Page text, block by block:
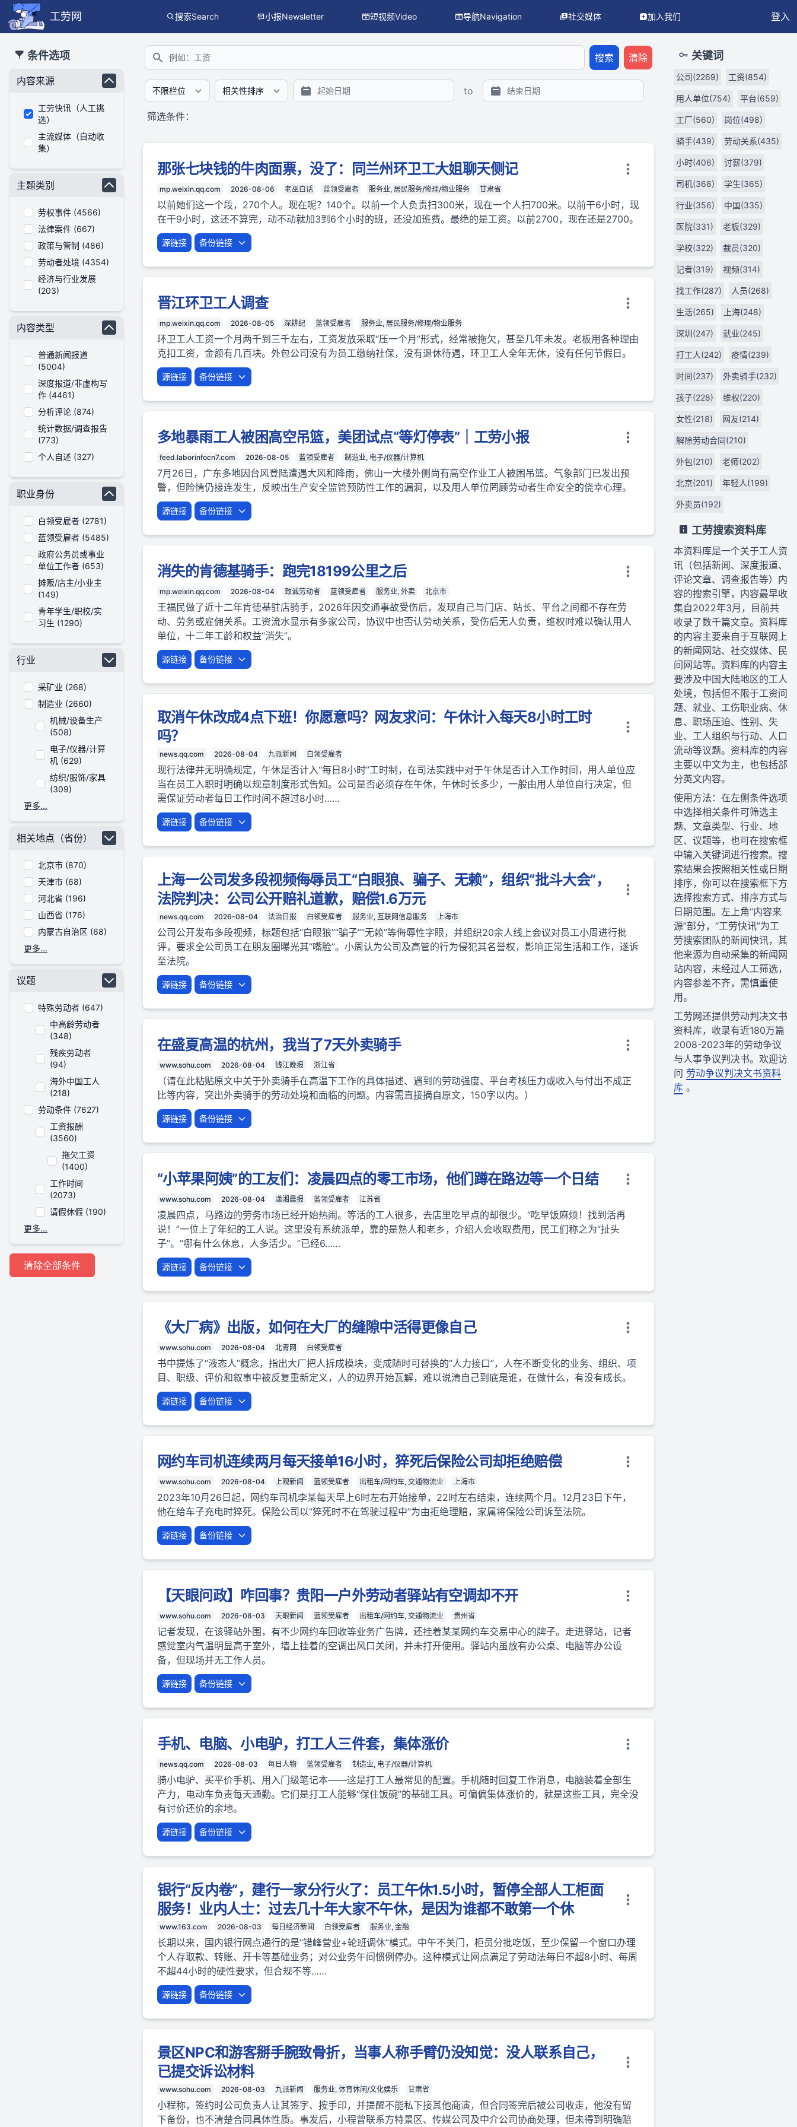
工劳网 搜索Search 小报Newsletter 短视频Video 导航Navigation 社交媒体 加入我们
登入
条件选项
内容来源
工劳快讯（人工挑
选）
主流媒体（自动收
集）
主题类别
劳权事件 (4566)
法律案件 (667)
政策与管制 (486)
劳动者处境 (4354)
经济与行业发展
(203)
内容类型
普通新闻报道
(5004)
深度报道/非虚构写
作 (4461)
分析评论 (874)
统计数据/调查报告
(773)
个人自述 (327)
职业身份
白领受雇者 (2781)
蓝领受雇者 (5485)
政府公务员或事业
单位工作者 (653)
摊贩/店主/小业主
(149)
青年学生/职校/实
习生 (1290)
行业
采矿业 (268)
制造业 (2660)
机械/设备生产
(508)
电子/仪器/计算
机 (629)
纺织/服饰/家具
(309)
更多...
相关地点（省份）
北京市 (870)
天津市 (68)
河北省 (196)
山西省 (176)
内蒙古自治区 (68)
更多...
议题
特殊劳动者 (647)
中高龄劳动者
(348)
残疾劳动者
(94)
海外中国工人
(218)
劳动条件 (7627)
工资报酬
(3560)
拖欠工资
(1400)
工作时间
(2073)
请假休假 (190)
更多...
清除全部条件
搜索
搜索 清除
to
筛选条件：
那张七块钱的牛肉面票，没了：同兰州环卫工大姐聊天侧记
mp.weixin.qq.com 2026-08-06 老巫白话 蓝领受雇者 服务业, 居民服务/修理/物业服务 甘肃省
以前她们这一个段，270个人。现在呢？140个。以前一个人负责扫300米，现在一个人扫700米。以前干6小时，现
在干9小时，这还不算完，动不动就加3到6个小时的班，还没加班费。最绝的是工资。以前2700，现在还是2700。
源链接 备份链接
晋江环卫工人调查
mp.weixin.qq.com 2026-08-05 深耕纪 蓝领受雇者 服务业, 居民服务/修理/物业服务
环卫工人工资一个月两千到三千左右，工资发放采取“压一个月”形式，经常被拖欠，甚至几年未发。老板用各种理由
克扣工资，金额有几百块。外包公司没有为员工缴纳社保，没有退休待遇，环卫工人全年无休，没有任何节假日。
源链接 备份链接
多地暴雨工人被困高空吊篮，美团试点“等灯停表”｜工劳小报
feed.laborinfocn7.com 2026-08-05 蓝领受雇者 制造业, 电子/仪器/计算机
7月26日，广东多地因台风登陆遭遇大风和降雨，佛山一大楼外侧尚有高空作业工人被困吊篮。气象部门已发出预
警，但险情仍接连发生，反映出生产安全监管预防性工作的漏洞，以及用人单位罔顾劳动者生命安全的侥幸心理。
源链接 备份链接
消失的肯德基骑手：跑完18199公里之后
mp.weixin.qq.com 2026-08-04 致诚劳动者 蓝领受雇者 服务业, 外卖 北京市
王福民做了近十二年肯德基驻店骑手，2026年因交通事故受伤后，发现自己与门店、站长、平台之间都不存在劳
动、劳务或雇佣关系。工资流水显示有多家公司，协议中也否认劳动关系，受伤后无人负责，维权时难以确认用人
单位，十二年工龄和权益“消失”。
源链接 备份链接
取消午休改成4点下班！你愿意吗？网友求问：午休计入每天8小时工时
吗？
news.qq.com 2026-08-04 九派新闻 白领受雇者
现行法律并无明确规定，午休是否计入“每日8小时”工时制，在司法实践中对于午休是否计入工作时间，用人单位应
当在员工入职时明确以规章制度形式告知。公司是否必须存在午休，午休时长多少，一般由用人单位自行决定，但
需保证劳动者每日工作时间不超过8小时……
源链接 备份链接
上海一公司发多段视频侮辱员工“白眼狼、骗子、无赖”，组织“批斗大会”，
法院判决：公司公开赔礼道歉，赔偿1.6万元
news.qq.com 2026-08-04 法治日报 白领受雇者 服务业, 互联网信息服务 上海市
公司公开发布多段视频，标题包括“白眼狼”“骗子”“无赖”等侮辱性字眼，并组织20余人线上会议对员工小周进行批
评，要求全公司员工在朋友圈曝光其“嘴脸”。小周认为公司及高管的行为侵犯其名誉权，影响正常生活和工作，遂诉
至法院。
源链接 备份链接
在盛夏高温的杭州，我当了7天外卖骑手
www.sohu.com 2026-08-04 钱江晚报 浙江省
（请在此粘贴原文中关于外卖骑手在高温下工作的具体描述、遇到的劳动强度、平台考核压力或收入与付出不成正
比等内容，突出外卖骑手的劳动处境和面临的问题。内容需直接摘自原文，150字以内。）
源链接 备份链接
“小苹果阿姨”的工友们：凌晨四点的零工市场，他们蹲在路边等一个日结
www.sohu.com 2026-08-04 潇湘晨报 蓝领受雇者 江苏省
凌晨四点，马路边的劳务市场已经开始热闹。等活的工人很多，去店里吃早点的却很少。“吃早饭麻烦！找到活再
说！”一位上了年纪的工人说。这里没有系统派单，靠的是熟人和老乡，介绍人会收取费用，民工们称之为“扯头
子”。“哪有什么休息，人多活少。”已经6……
源链接 备份链接
《大厂病》出版，如何在大厂的缝隙中活得更像自己
www.sohu.com 2026-08-04 北青网 白领受雇者
书中提炼了“液态人”概念，指出大厂把人拆成模块，变成随时可替换的“人力接口”，人在不断变化的业务、组织、项
目、职级、评价和叙事中被反复重新定义，人的边界开始瓦解，难以说清自己到底是谁，在做什么，有没有成长。
源链接 备份链接
网约车司机连续两月每天接单16小时，猝死后保险公司却拒绝赔偿
www.sohu.com 2026-08-04 上观新闻 蓝领受雇者 出租车/网约车, 交通物流业 上海市
2023年10月26日起，网约车司机李某每天早上6时左右开始接单，22时左右结束，连续两个月。12月23日下午，
他在给车子充电时猝死。保险公司以“猝死时不在驾驶过程中”为由拒绝理赔，家属将保险公司诉至法院。
源链接 备份链接
【天眼问政】咋回事？贵阳一户外劳动者驿站有空调却不开
www.sohu.com 2026-08-03 天眼新闻 蓝领受雇者 出租车/网约车, 交通物流业 贵州省
记者发现，在该驿站外围，有不少网约车回收等业务广告牌，还挂着某某网约车交易中心的牌子。走进驿站，记者
感觉室内气温明显高于室外，墙上挂着的空调出风口关闭，并未打开使用。驿站内虽放有办公桌、电脑等办公设
备，但现场并无工作人员。
源链接 备份链接
手机、电脑、小电驴，打工人三件套，集体涨价
news.qq.com 2026-08-03 每日人物 蓝领受雇者 制造业, 电子/仪器/计算机
骑小电驴、买平价手机、用入门级笔记本——这是打工人最常见的配置。手机随时回复工作消息，电脑装着全部生
产力，电动车负责每天通勤。它们是打工人能够“保住饭碗”的基础工具。可偏偏集体涨价的，就是这些工具，完全没
有讨价还价的余地。
源链接 备份链接
银行“反内卷”，建行一家分行火了：员工午休1.5小时，暂停全部人工柜面
服务！业内人士：过去几十年大家不午休，是因为谁都不敢第一个休
www.163.com 2026-08-03 每日经济新闻 白领受雇者 服务业, 金融
长期以来，国内银行网点通行的是“错峰营业+轮班调休”模式。中午不关门，柜员分批吃饭，至少保留一个窗口办理
个人存取款、转账、开卡等基础业务；对公业务午间惯例停办。这种模式让网点满足了劳动法每日不超8小时、每周
不超44小时的硬性要求，但合规不等……
源链接 备份链接
景区NPC和游客掰手腕致骨折，当事人称手臂仍没知觉：没人联系自己，
已提交诉讼材料
www.sohu.com 2026-08-03 九派新闻 服务业, 体育休闲/文化娱乐 甘肃省
小程称，签约时公司负责人让其签字、按手印，并提醒不能私下接其他商演，但合同签完后被公司收走，他没有留
下备份，也不清楚合同具体性质。事发后，小程曾联系方特景区、传媒公司及中介公司协商处理，但未得到明确赔
关键词
公司(2269) 工资(854)
用人单位(754) 平台(659)
工厂(560) 岗位(498)
骑手(439) 劳动关系(435)
小时(406) 讨薪(379)
司机(368) 学生(365)
行业(356) 中国(335)
医院(331) 老板(329)
学校(322) 裁员(320)
记者(319) 视频(314)
找工作(287) 人员(268)
生活(265) 上海(248)
深圳(247) 就业(245)
打工人(242) 疫情(239)
时间(237) 外卖骑手(232)
孩子(228) 维权(220)
女性(218) 网友(214)
解除劳动合同(210)
外包(210) 老师(202)
北京(201) 年轻人(199)
外卖员(192)
工劳搜索资料库
本资料库是一个关于工人资
讯（包括新闻、深度报道、
评论文章、调查报告等）内
容的搜索引擎，内容最早收
集自2022年3月，目前共
收录了数千篇文章。资料库
的内容主要来自于互联网上
的新闻网站、社交媒体、民
间网站等。资料库的内容主
要涉及中国大陆地区的工人
处境，包括但不限于工资问
题、就业、工伤职业病、休
息、职场压迫、性别、失
业、工人组织与行动、人口
流动等议题。资料库的内容
主要以中文为主，也包括部
分英文内容。
使用方法：在左侧条件选项
中选择相关条件可筛选主
题、文章类型、行业、地
区、议题等，也可在搜索框
中输入关键词进行搜索。搜
索结果会按照相关性或日期
排序，你可以在搜索框下方
选择搜索方式、排序方式与
日期范围。左上角“内容来
源”部分，“工劳快讯”为工
劳搜索团队的新闻快讯，其
他来源为自动采集的新闻网
站内容，未经过人工筛选，
内容参差不齐，需慎重使
用。
工劳网还提供劳动判决文书
资料库，收录有近180万篇
2008-2023年的劳动争议
与人事争议判决书。欢迎访
问 劳动争议判决文书资料
库 。